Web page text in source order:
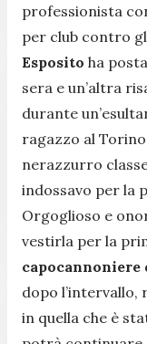
professionista
per club contro
Esposito ha
sera e un’altra
durante
ragazzo al
nerazzurro
indossavo per la
Orgoglioso e
vestirla per la
capocannoniere
dopo l’intervallo,
in quella che è